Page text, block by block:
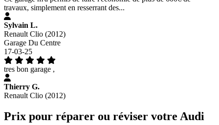
travaux, simplement en resserrant des...
Sylvain L.
Renault Clio (2012)
Garage Du Centre
17-03-25
tres bon garage ,
Thierry G.
Renault Clio (2012)
Prix pour réparer ou réviser votre Audi